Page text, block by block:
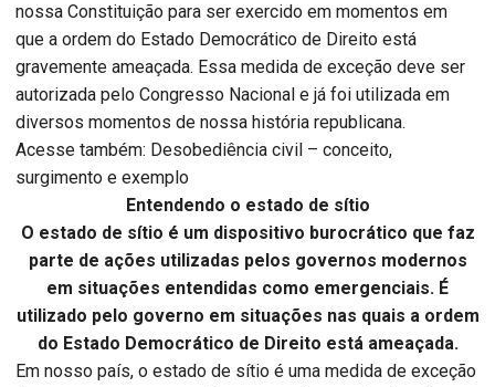
nossa Constituição para ser exercido em momentos em
que a ordem do Estado Democrático de Direito está
gravemente ameaçada. Essa medida de exceção deve ser
autorizada pelo Congresso Nacional e já foi utilizada em
diversos momentos de nossa história republicana.
Acesse também: Desobediência civil – conceito,
surgimento e exemplo
Entendendo o estado de sítio
O estado de sítio é um dispositivo burocrático que faz
parte de ações utilizadas pelos governos modernos
em situações entendidas como emergenciais. É
utilizado pelo governo em situações nas quais a ordem
do Estado Democrático de Direito está ameaçada.
Em nosso país, o estado de sítio é uma medida de exceção